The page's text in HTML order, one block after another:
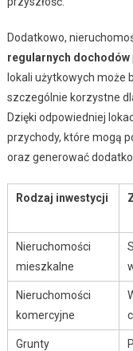
Dodatkowo,
regularnych dochodów
lokali użytkowych może
szczególnie korzystne
Dzięki odpowiedniej
przychody, które mogą
oraz generować
Rodzaj inwestycji
Nieruchomości
mieszkalne
Nieruchomości
komercyjne
Grunty